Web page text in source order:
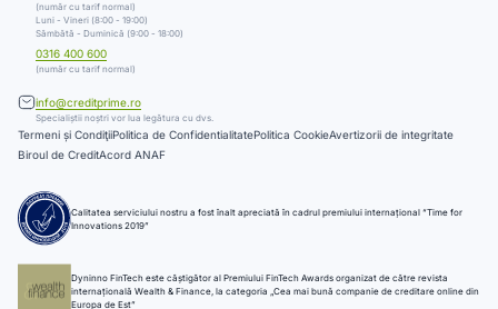
(număr cu tarif normal)
Luni - Vineri (8:00 - 19:00)
Sâmbătă - Duminică (9:00 - 18:00)
0316 400 600
(număr cu tarif normal)
info@creditprime.ro
Specialiștii noștri vor lua legătura cu dvs.
Termeni și CondiţiiPolitica de ConfidentialitatePolitica CookieAvertizorii de integritate
Biroul de CreditAcord ANAF
Calitatea serviciului nostru a fost înalt apreciată în cadrul premiului internațional “Time for
Innovations 2019”
Dyninno FinTech este câștigător al Premiului FinTech Awards organizat de către revista
internațională Wealth & Finance, la categoria „Cea mai bună companie de creditare online din
Europa de Est”